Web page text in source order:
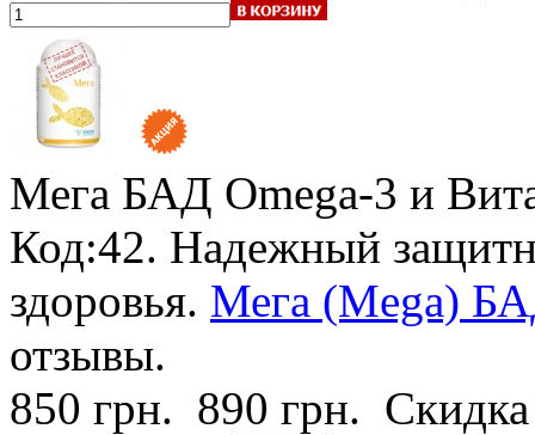
Мега БАД Omega-3 и
Код:42. Надежный
здоровья. Мега (Mega)
отзывы.
850 грн. 890 грн.